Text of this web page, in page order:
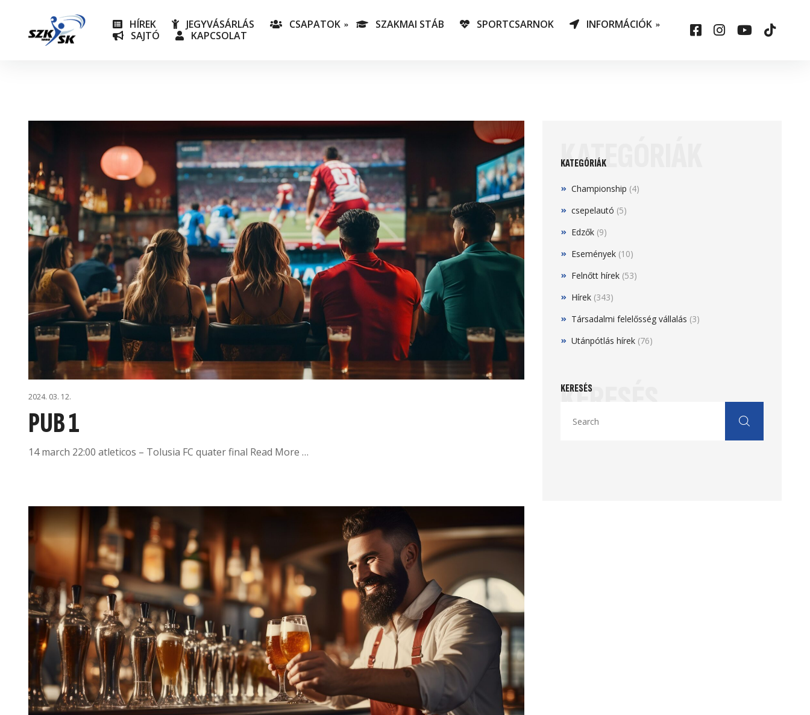
HÍREK JEGYVÁSÁRLÁS CSAPATOK SZAKMAI STÁB SPORTCSARNOK INFORMÁCIÓK
Csepelauto
SAJTÓ KAPCSOLAT
2024. 03. 12.
PUB 1
14 march 22:00 atleticos – Tolusia FC quater final Read More …
KATEGÓRIÁK
KATEGÓRIÁK
Championship (4)
csepelautó (5)
Edzők (9)
Események (10)
Felnőtt hírek (53)
Hírek (343)
Társadalmi felelősség vállalás (3)
Utánpótlás hírek (76)
KERESÉS
KERESÉS